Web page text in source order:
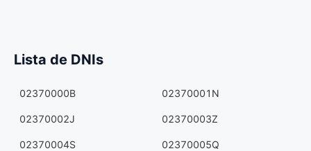
Lista de DNIs
02370000B 02370001N
02370002J 02370003Z
02370004S 02370005Q